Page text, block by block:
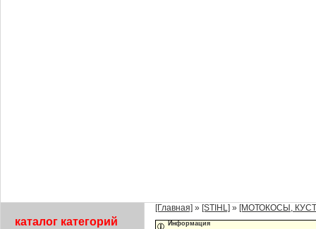
каталог категорий
[Главная] » [STIHL] » [МОТОКОСЫ,
Информация